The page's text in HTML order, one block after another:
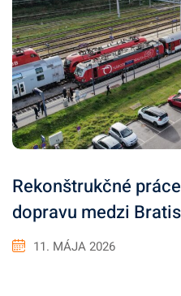
Rekonštrukčné
dopravu medzi
11. MÁJA 2026